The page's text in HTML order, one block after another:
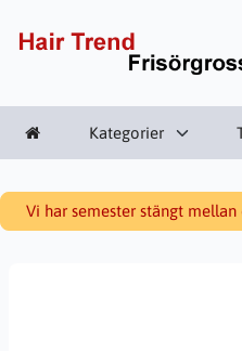
Kategorier
Vi har semester stängt